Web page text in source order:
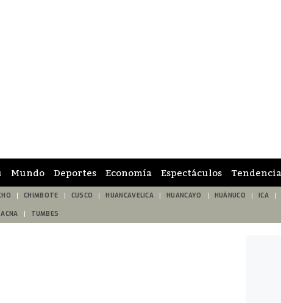
Mundo Deportes Economía Espectáculos Tendencia
CHIMBOTE CUSCO HUANCAVELICA HUANCAYO HUÁNUCO ICA
TUMBES